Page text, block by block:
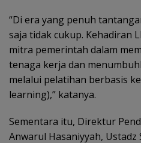
“Di era yang penuh
saja tidak cukup. Kehadiran
mitra pemerintah dalam
tenaga kerja dan
melalui pelatihan berbasis
learning),” katanya.
Sementara itu, Direktur
Anwarul Hasaniyyah,